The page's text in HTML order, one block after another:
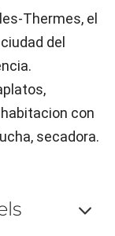
Thermes, el
del
con
secadora.